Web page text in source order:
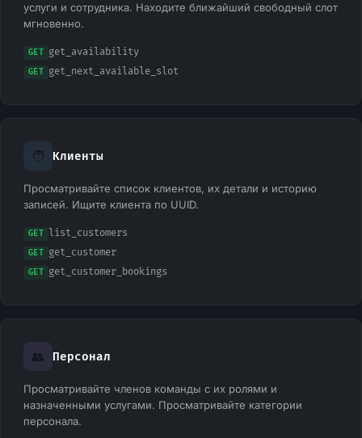
услуги и сотрудника. Находите ближайший свободный слот
мгновенно.
GET get_availability
GET get_next_available_slot
🧑 Клиенты
Просматривайте список клиентов, их детали и историю
записей. Ищите клиента по UUID.
GET list_customers
GET get_customer
GET get_customer_bookings
👥 Персонал
Просматривайте членов команды с их ролями и
назначенными услугами. Просматривайте категории
персонала.